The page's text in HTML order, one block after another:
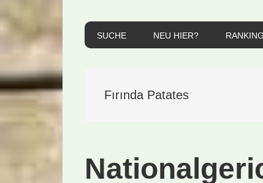
SUCHE NEU HIER?
Fırında Patates